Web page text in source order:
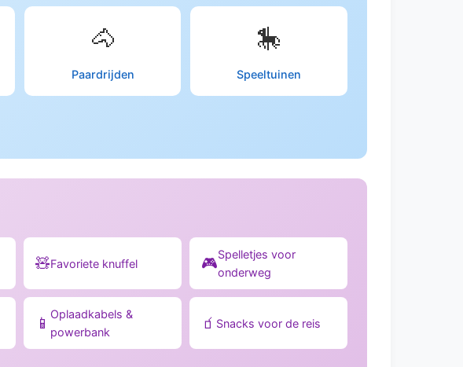
🐴
Paardrijden
🎠
Speeltuinen
🧸Favoriete knuffel 🎮Spelletjes voor
onderweg
📱 Oplaadkabels &
powerbank
🧃 Snacks voor de reis